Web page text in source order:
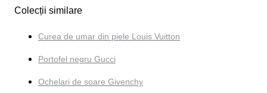
Colecții similare
Curea de umar din piele Louis Vuitton
Portofel negru Gucci
Ochelari de soare Givenchy